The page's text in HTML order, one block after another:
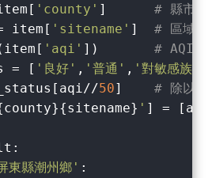
'county' ] # 縣市
item[
'sitename' ] # 區域
'aqi' ]) # AQI
= [
'良好' , '普通' , '對敏感族群
50] # 除以五
{sitename} ' ] =
東縣潮州鄉' :